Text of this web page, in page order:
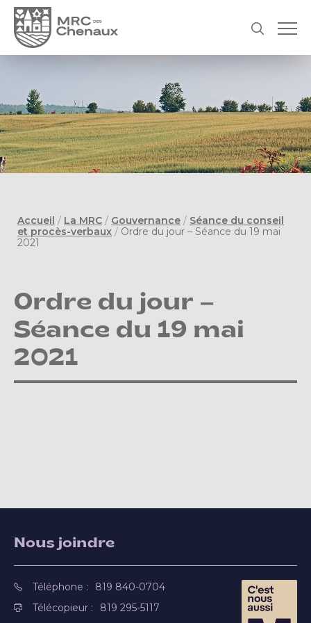
Accueil / La MRC / Gouvernance / Séance du conseil
et procès-verbaux / Ordre du jour – Séance du 19 mai
2021
Ordre du jour –
Séance du 19 mai
2021
Nous joindre
Téléphone :
819 840-0704
Télécopieur :
819 295-5117